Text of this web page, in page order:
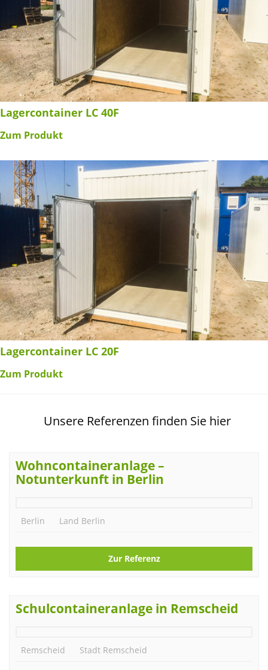
Lagercontainer LC 40F
Zum Produkt
Lagercontainer LC 20F
Zum Produkt
Unsere Referenzen finden Sie hier
Wohncontaineranlage –
Notunterkunft in Berlin
Berlin Land Berlin
Zur Referenz
Schulcontaineranlage in Remscheid
Remscheid Stadt Remscheid